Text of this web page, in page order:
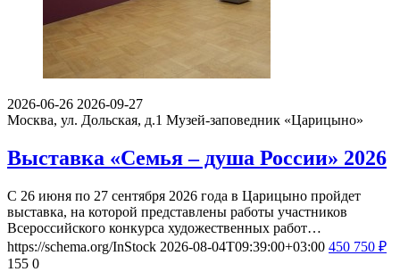
2026-06-26 2026-09-27
Москва, ул. Дольская, д.1 Музей-заповедник «Царицыно»
Выставка «Семья – душа России» 2026
С 26 июня по 27 сентября 2026 года в Царицыно пройдет
выставка, на которой представлены работы участников
Всероссийского конкурса художественных работ…
https://schema.org/InStock 2026-08-04T09:39:00+03:00 450 750 ₽
155 0